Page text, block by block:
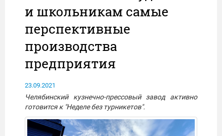
и школьникам самые
перспективные
производства
предприятия
23.09.2021
Челябинский кузнечно-прессовый завод активно
готовится к "Неделе без турникетов".